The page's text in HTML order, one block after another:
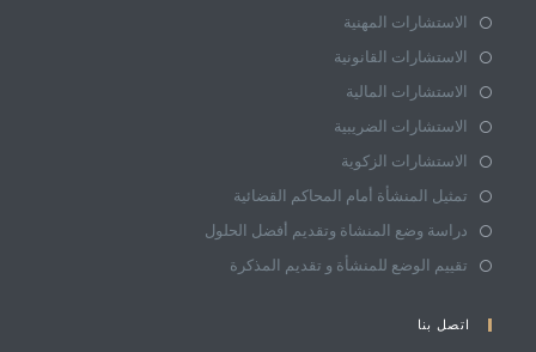
الاستشارات المهنية
الاستشارات القانونية
الاستشارات المالية
الاستشارات الضريبية
الاستشارات الزكوية
تمثيل المنشأة أمام المحاكم القضائية
دراسة وضع المنشاة وتقديم أفضل الحلول
تقييم الوضع للمنشأة و تقديم المذكرة
اتصل بنا